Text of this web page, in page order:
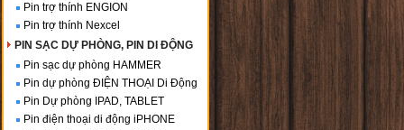
Pin trợ thính ENGION
Pin trợ thính Nexcel
PIN SẠC DỰ PHÒNG, PIN DI ĐỘNG
Pin sạc dự phòng HAMMER
Pin dự phòng ĐIỆN THOẠI Di Động
Pin Dự phòng IPAD, TABLET
Pin điện thoại di động iPHONE